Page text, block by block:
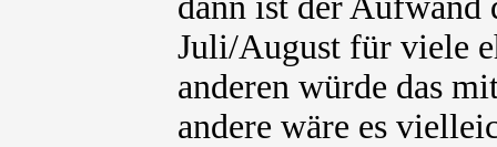
Juli/August für viele
anderen würde das
andere wäre es